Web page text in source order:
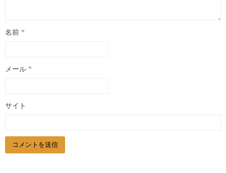
名前 *
メール *
サイト